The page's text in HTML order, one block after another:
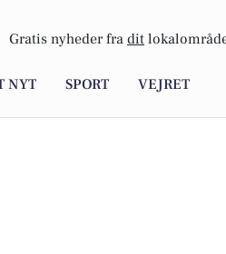
Gratis nyheder fra dit
NYT SPORT VEJRET